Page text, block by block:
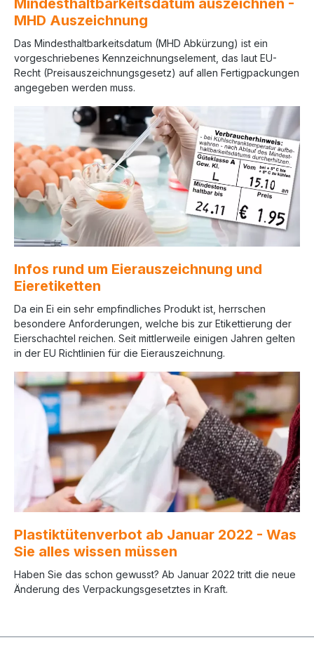
Mindesthaltbarkeitsdatum auszeichnen -
MHD Auszeichnung
Das Mindesthaltbarkeitsdatum (MHD Abkürzung) ist ein
vorgeschriebenes Kennzeichnungselement, das laut EU-
Recht (Preisauszeichnungsgesetz) auf allen Fertigpackungen
angegeben werden muss.
Infos rund um Eierauszeichnung und
Eieretiketten
Da ein Ei ein sehr empfindliches Produkt ist, herrschen
besondere Anforderungen, welche bis zur Etikettierung der
Eierschachtel reichen. Seit mittlerweile einigen Jahren gelten
in der EU Richtlinien für die Eierauszeichnung.
Plastiktütenverbot ab Januar 2022 - Was
Sie alles wissen müssen
Haben Sie das schon gewusst? Ab Januar 2022 tritt die neue
Änderung des Verpackungsgesetztes in Kraft.